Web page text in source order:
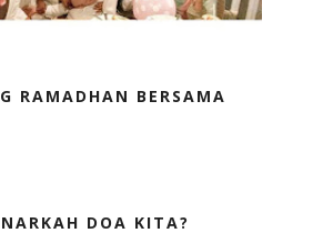
RAMADHAN BERSAMA
DOA KITA?